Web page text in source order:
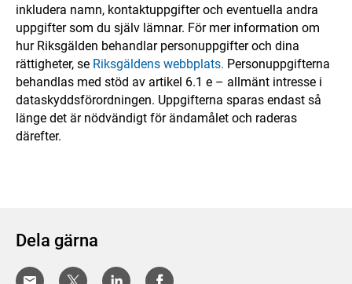
inkludera namn, kontaktuppgifter och eventuella andra
uppgifter som du själv lämnar. För mer information om
hur Riksgälden behandlar personuppgifter och dina
rättigheter, se Riksgäldens webbplats. Personuppgifterna
behandlas med stöd av artikel 6.1 e – allmänt intresse i
dataskyddsförordningen. Uppgifterna sparas endast så
länge det är nödvändigt för ändamålet och raderas
därefter.
Dela gärna